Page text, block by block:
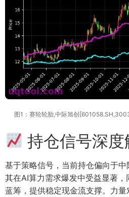
图1：赛轮轮胎,中际旭创
持仓信号深度
基于策略信号，当前持仓偏向于中
其在AI算力需求爆发中受益显著
蓝筹，提供稳定现金流支撑。力